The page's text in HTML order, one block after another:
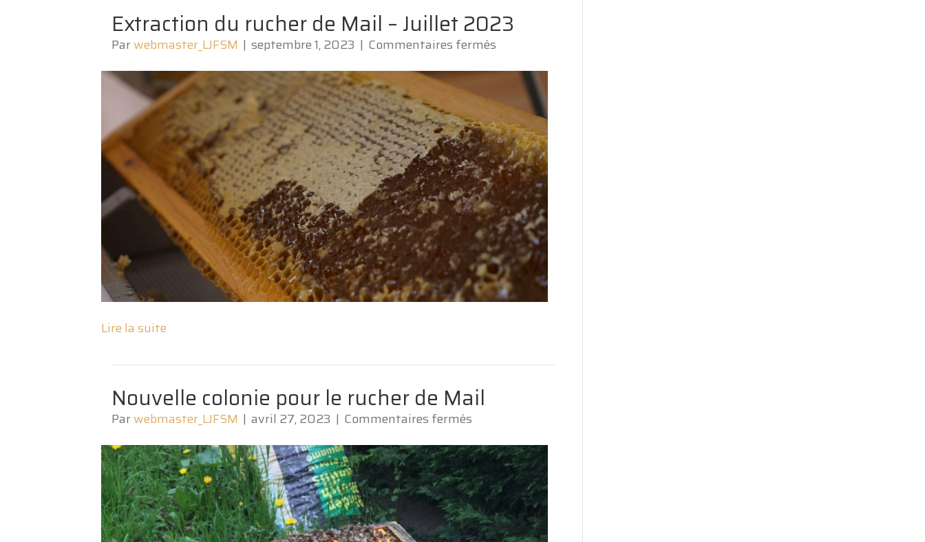
Extraction du rucher de Mail – Juillet 2023
Parwebmaster_LJFSM | septembre 1, 2023 | Commentaires fermés
rucher
de
Mail
–
Juillet
2023
Lire la suite
Nouvelle colonie pour le rucher de Mail
Parwebmaster_LJFSM | avril 27, 2023 | Commentaires fermés
colonie
pour
le
rucher
de